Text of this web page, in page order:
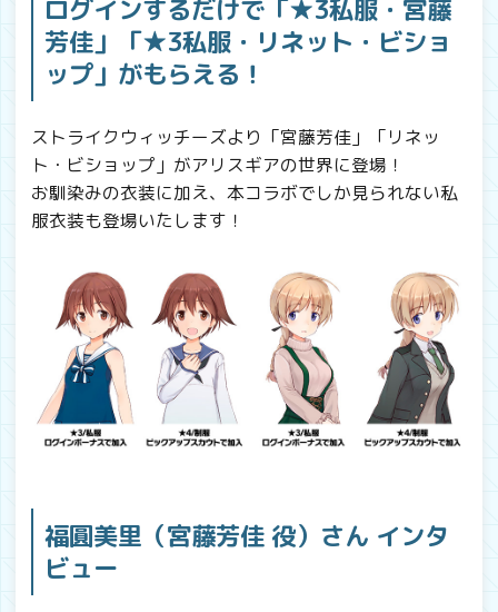
ログインするだけで「★3私服・宮藤
芳佳」「★3私服・リネット・ビショ
ップ」がもらえる！
ストライクウィッチーズより「宮藤芳佳」「リネッ
ト・ビショップ」がアリスギアの世界に登場！
お馴染みの衣装に加え、本コラボでしか見られない私
服衣装も登場いたします！
福圓美里（宮藤芳佳 役）さん インタ
ビュー